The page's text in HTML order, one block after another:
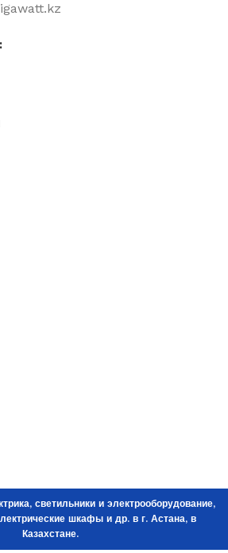
светильники и электрооборудование,
шкафы и др. в г. Астана, в
Казахстане.